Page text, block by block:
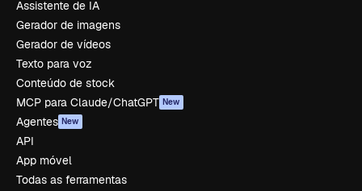
Assistente de IA
Gerador de imagens
Gerador de vídeos
Texto para voz
Conteúdo de stock
MCP para Claude/ChatGPT New
Agentes New
API
App móvel
Todas as ferramentas